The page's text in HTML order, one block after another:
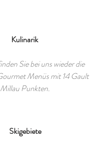
Kulinarik
Sie bei uns wieder die
Menüs mit 14 Gault
Millau Punkten.
Skigebiete